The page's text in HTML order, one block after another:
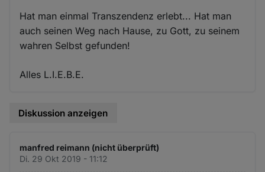
Hat man einmal Transzendenz erlebt... Hat man
auch seinen Weg nach Hause, zu Gott, zu seinem
wahren Selbst gefunden!
Alles L.I.E.B.E.
Diskussion anzeigen
manfred reimann (nicht überprüft)
Di. 29 Okt 2019 - 11:12